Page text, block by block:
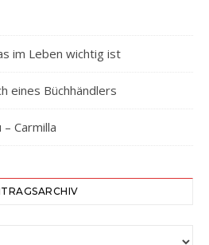
im Leben wichtig ist
eines Büchhändlers
– Carmilla